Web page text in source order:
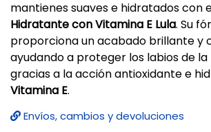
mantienes suaves e hidratados con
Hidratante con Vitamina E Lula. Su
proporciona un acabado brillante y
ayudando a proteger los labios de
gracias a la acción antioxidante e
Vitamina E.
Envíos, cambios y devoluciones